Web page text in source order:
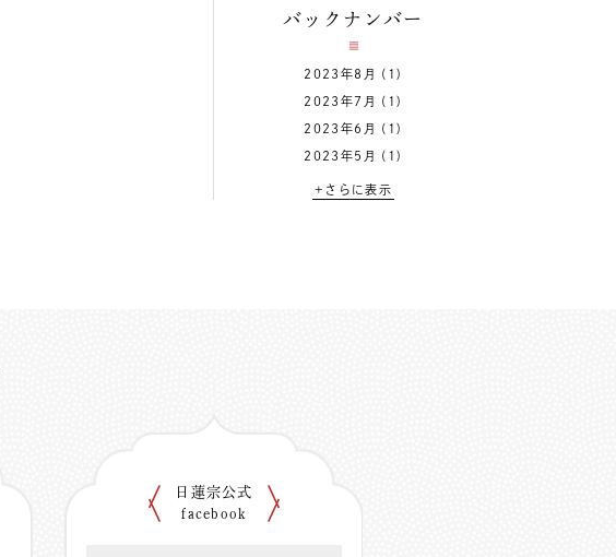
バックナンバー
2023年8月 (1)
2023年7月 (1)
2023年6月 (1)
2023年5月 (1)
+さらに表示
日蓮宗公式
facebook